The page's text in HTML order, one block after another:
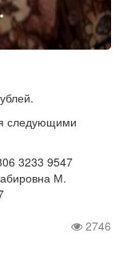
следующими
3233 9547
М.
2746